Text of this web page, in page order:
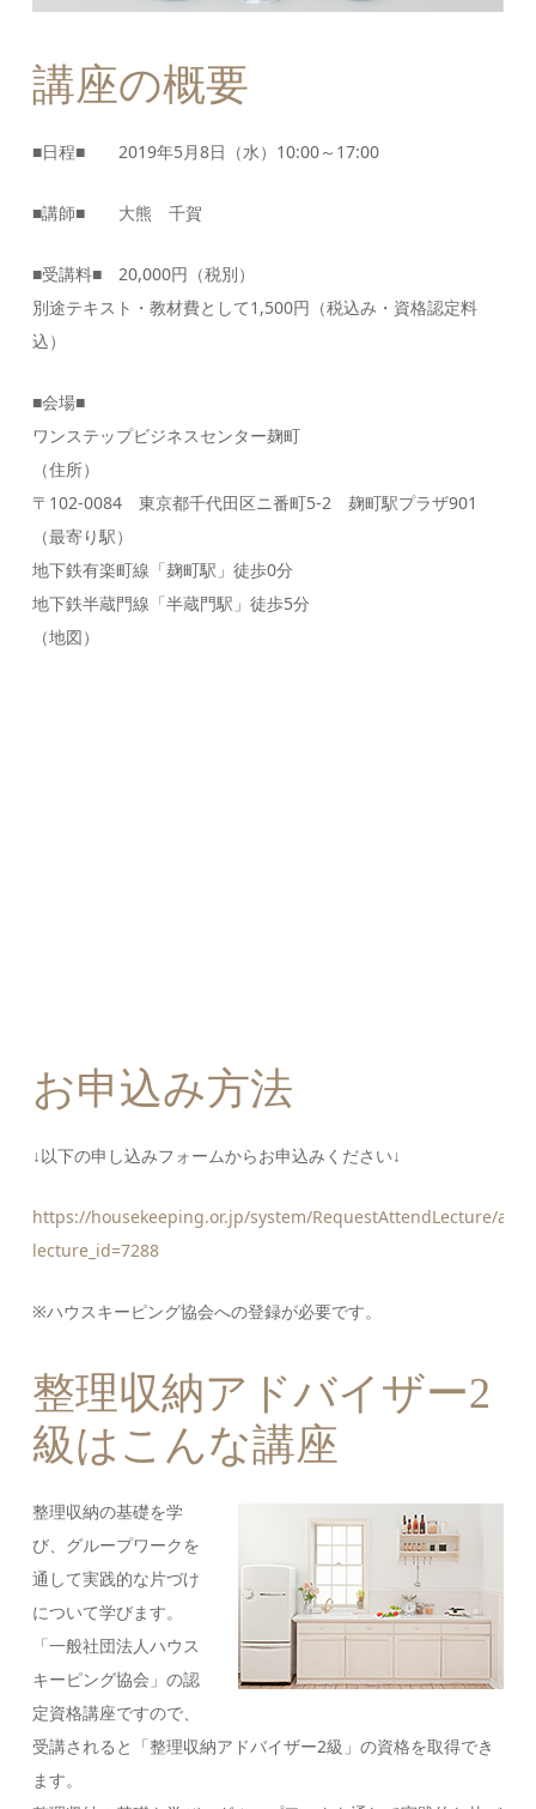
講座の概要
■日程■ 2019年5月8日（水）10:00～17:00
■講師■ 大熊 千賀
■受講料■ 20,000円（税別）
別途テキスト・教材費として1,500円（税込み・資格認定料
込）
■会場■
ワンステップビジネスセンター麹町
（住所）
〒102-0084 東京都千代田区ニ番町5-2 麹町駅プラザ901
（最寄り駅）
地下鉄有楽町線「麹町駅」徒歩0分
地下鉄半蔵門線「半蔵門駅」徒歩5分
（地図）
お申込み方法
↓以下の申し込みフォームからお申込みください↓
https://housekeeping.or.jp/system/RequestAttendLecture/
lecture_id=7288
※ハウスキーピング協会への登録が必要です。
整理収納アドバイザー2
級はこんな講座
整理収納の基礎を学
び、グループワークを
通して実践的な片づけ
について学びます。
「一般社団法人ハウス
キーピング協会」の認
定資格講座ですので、
受講されると「整理収納アドバイザー2級」の資格を取得でき
ます。